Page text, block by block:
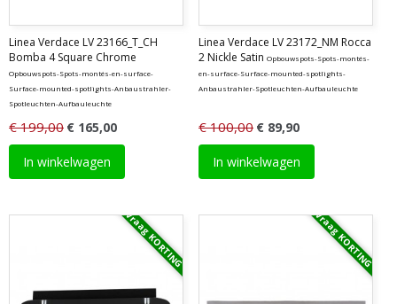
Linea Verdace LV 23166_T_CH
Bomba 4 Square Chrome
Opbouwspots-Spots-montés-en-surface-
Surface-mounted-spotlights-Anbaustrahler-
Spotleuchten-Aufbauleuchte
€ 199,00 € 165,00
In winkelwagen
Linea Verdace LV 23172_NM Rocca
2 Nickle Satin Opbouwspots-Spots-montés-
en-surface-Surface-mounted-spotlights-
Anbaustrahler-Spotleuchten-Aufbauleuchte
€ 100,00 € 89,90
In winkelwagen
Vraag KORTING Vraag KORTING